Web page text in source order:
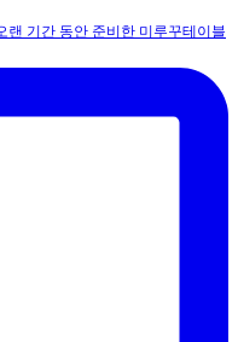
랜 기간 동안 준비한 미루꾸테이블